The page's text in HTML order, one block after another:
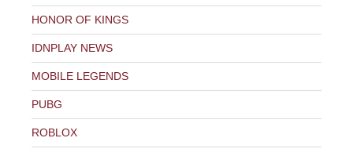
HONOR OF KINGS
IDNPLAY NEWS
MOBILE LEGENDS
PUBG
ROBLOX